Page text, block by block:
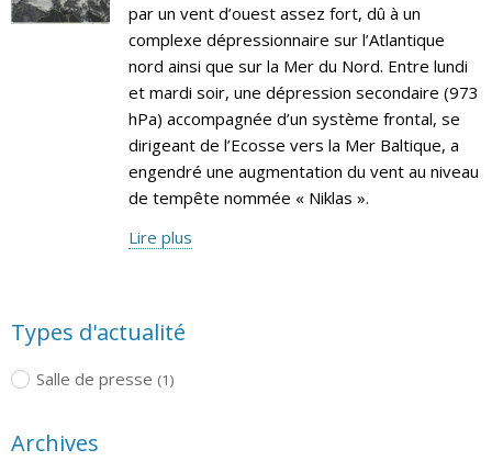
par un vent d’ouest assez fort, dû à un
complexe dépressionnaire sur l’Atlantique
nord ainsi que sur la Mer du Nord. Entre lundi
et mardi soir, une dépression secondaire (973
hPa) accompagnée d’un système frontal, se
dirigeant de l’Ecosse vers la Mer Baltique, a
engendré une augmentation du vent au niveau
de tempête nommée « Niklas ».
Lire plus
Types d'actualité
Salle de presse (1)
Archives